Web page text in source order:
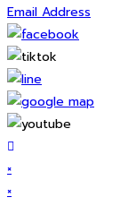
Email Address
×
×